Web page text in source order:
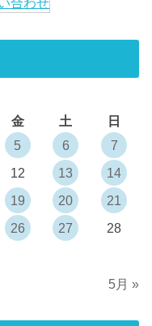
金 土
日
5 6
7
12 13
14
19 20
21
26 27
28
5月 »